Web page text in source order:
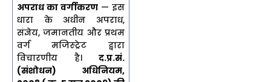
अपराध का वर्गीकरण — इस
धारा के अधीन अपराध,
संज्ञेय, जमानतीय और प्रथम
वर्ग मजिस्ट्रेट द्वारा
विचारणीय है। द.प्र.सं.
(संशोधन) अधिनियम,